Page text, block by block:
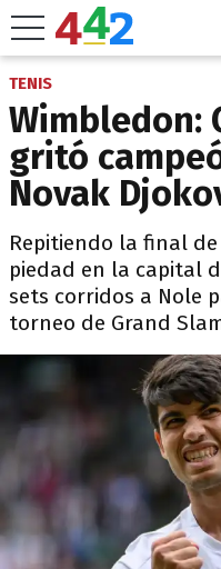
TENIS
Wimbledon:
gritó
Novak
Repitiendo la final
piedad en la capital
sets corridos a Nole
torneo de Grand